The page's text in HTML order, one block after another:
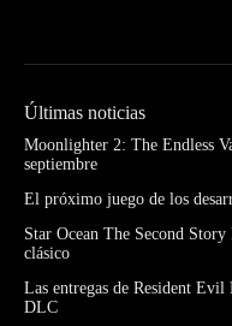
Últimas noticias
Moonlighter 2: The Endless
septiembre
El próximo juego de los
Star Ocean The Second
clásico
Las entregas de Resident
DLC